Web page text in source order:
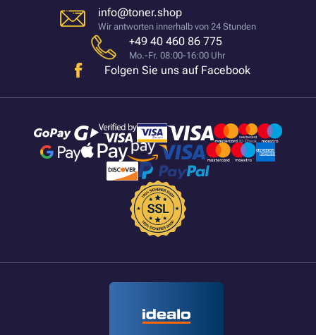
info@toner.shop
Wir antworten innerhalb von 24 Stunden
+49 40 460 86 775
Mo.-Fr. 08:00-16:00 Uhr
Folgen Sie uns auf Facebook